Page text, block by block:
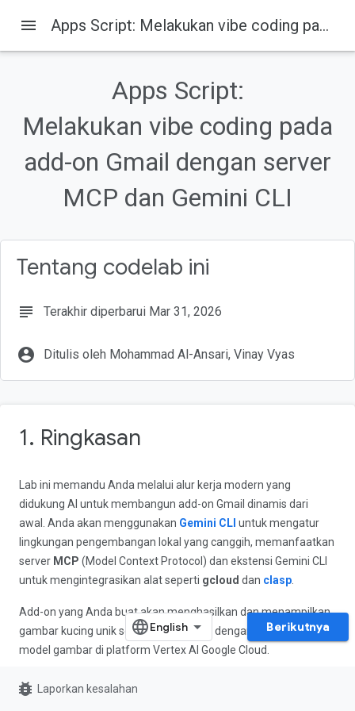
Pada halaman ini
1. Ringkasan
2. Yang akan Anda pelajari
3. Penyiapan dan persyaratan
4. Menyiapkan Lingkungan Google Cloud Anda
5. Mengonfigurasi lingkungan pengembangan lokal Anda
menu Apps Script: Melakukan vibe coding pada add-on Gmail dengan server MCP dan Gemini CLI
Apps Script:
Melakukan vibe coding pada
add-on Gmail dengan server
MCP dan Gemini CLI
Tentang codelab ini
subject Terakhir diperbarui Mar 31, 2026
account_circle Ditulis oleh Mohammad Al-Ansari, Vinay Vyas
1. Ringkasan
Lab ini memandu Anda melalui alur kerja modern yang
didukung AI untuk membangun add-on Gmail dinamis dari
awal. Anda akan menggunakan Gemini CLI untuk mengatur
lingkungan pengembangan lokal yang canggih, memanfaatkan
server MCP (Model Context Protocol) dan ekstensi Gemini CLI
untuk mengintegrasikan alat seperti gcloud dan clasp
Add-on yang Anda buat akan menghasilkan dan menampilkan
gambar kucing unik sesuai permintaan dengan memanggil
model gambar di platform Vertex AI Google Cloud.
Pada akhirnya, Anda akan memiliki add-on Gmail yang
Berikutnya
bug_report Laporkan kesalahan